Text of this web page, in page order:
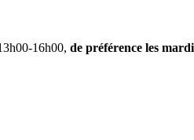
16h00, de préférence les